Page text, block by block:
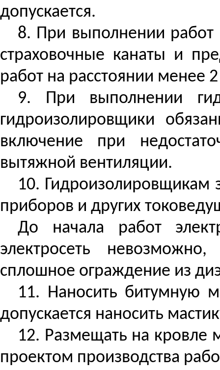
допускается.
8. При выполнении работ
страховочные канаты и
работ на расстоянии менее
9. При выполнении
гидроизолировщики
включение при
вытяжной вентиляции.
10. Гидроизолировщикам
приборов и других
До начала работ
электросеть
сплошное ограждение из
11. Наносить битумную
допускается наносить
12. Размещать на кровле
проектом производства